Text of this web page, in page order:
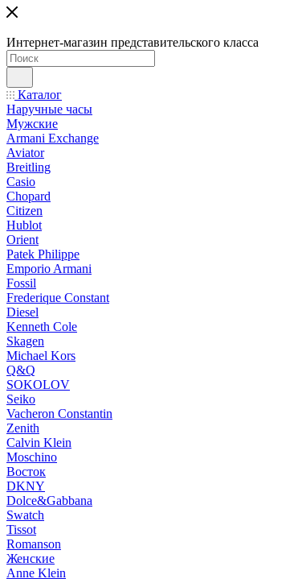
Интернет-магазин представительского класса
Каталог
Наручные часы
Мужские
Armani Exchange
Aviator
Breitling
Casio
Chopard
Citizen
Hublot
Orient
Patek Philippe
Emporio Armani
Fossil
Frederique Constant
Diesel
Kenneth Cole
Skagen
Michael Kors
Q&Q
SOKOLOV
Seiko
Vacheron Constantin
Zenith
Calvin Klein
Moschino
Восток
DKNY
Dolce&Gabbana
Swatch
Tissot
Romanson
Женские
Anne Klein